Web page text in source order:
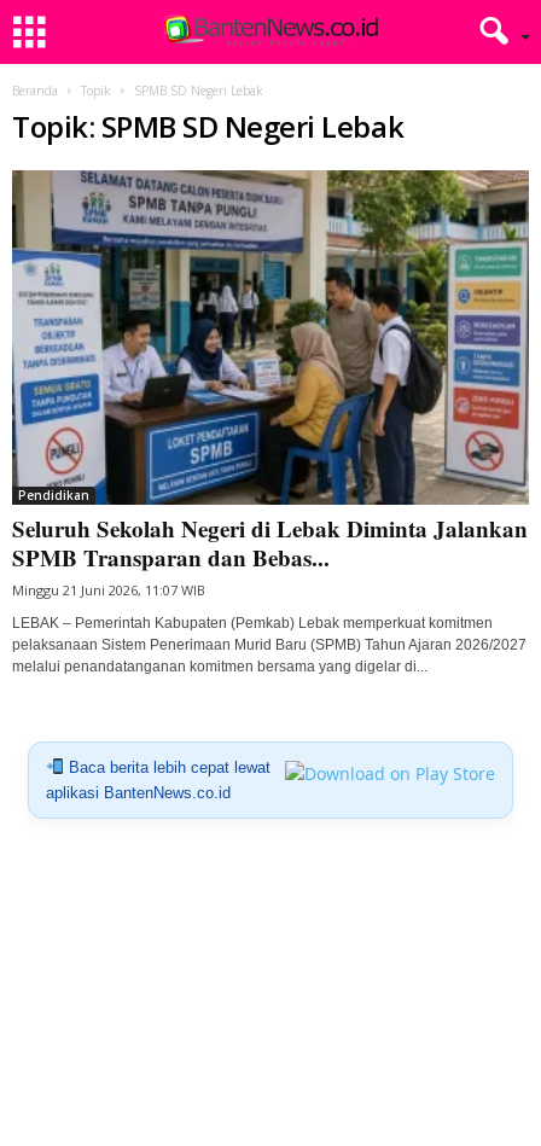
Beranda Topik SPMB SD Negeri Lebak
Topik: SPMB SD Negeri Lebak
Pendidikan
Seluruh Sekolah Negeri di Lebak Diminta Jalankan
SPMB Transparan dan Bebas...
Minggu 21 Juni 2026, 11:07 WIB
LEBAK – Pemerintah Kabupaten (Pemkab) Lebak memperkuat komitmen
pelaksanaan Sistem Penerimaan Murid Baru (SPMB) Tahun Ajaran 2026/2027
melalui penandatanganan komitmen bersama yang digelar di...
Baca berita lebih cepat lewat
aplikasi BantenNews.co.id